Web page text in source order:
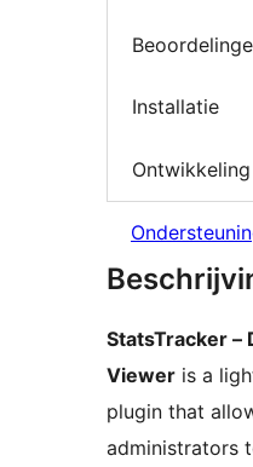
Installatie
Ontwikkeling
StatsTracker –
Viewer is a
plugin that
administrators